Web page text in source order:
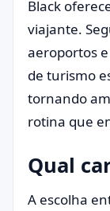
Black
viajante.
aeroportos
de turismo
tornando
rotina que
Qual
A escolha